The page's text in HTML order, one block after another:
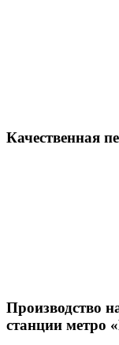
Качественная
Производство
станции метро